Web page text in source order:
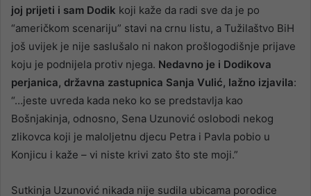
joj prijeti i sam Dodik koji kaže da radi sve da je po
“američkom scenariju” stavi na crnu listu, a Tužilaštvo BiH
još uvijek je nije saslušalo ni nakon prošlogodišnje prijave
koju je podnijela protiv njega. Nedavno je i Dodikova
perjanica, državna zastupnica Sanja Vulić, lažno izjavila:
“…jeste uvreda kada neko ko se predstavlja kao
Bošnjakinja, odnosno, Sena Uzunović oslobodi nekog
zlikovca koji je maloljetnu djecu Petra i Pavla pobio u
Konjicu i kaže – vi niste krivi zato što ste moji.”
Sutkinja Uzunović nikada nije sudila ubicama porodice